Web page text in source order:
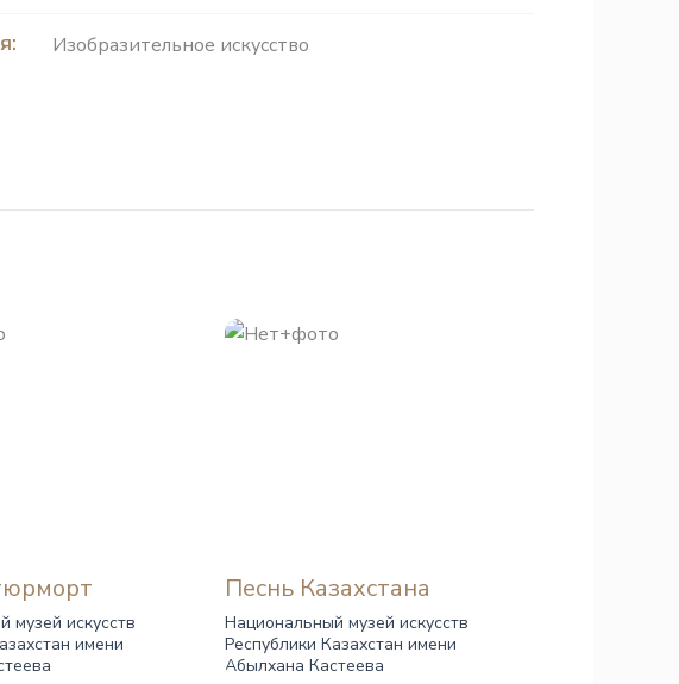
Изобразительное искусство
музей искусств
имени
Песнь Казахстана
Национальный музей искусств
Республики Казахстан имени
Абылхана Кастеева